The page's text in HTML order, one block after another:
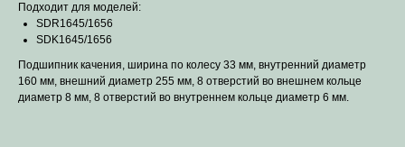
Подходит для моделей:
SDR1645/1656
SDK1645/1656
Подшипник качения, ширина по колесу 33 мм, внутренний диаметр
160 мм, внешний диаметр 255 мм, 8 отверстий во внешнем кольце
диаметр 8 мм, 8 отверстий во внутреннем кольце диаметр 6 мм.